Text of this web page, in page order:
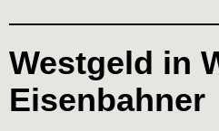
Westgeld in
Eisenbahner